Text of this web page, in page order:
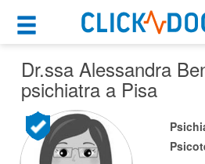
Motore di
Cerca uno
Psichiatra
Cosa possiamo offrirti
Per i pazienti
Prenota una visita
Dr.ssa Alessandra
psichiatra a Pisa